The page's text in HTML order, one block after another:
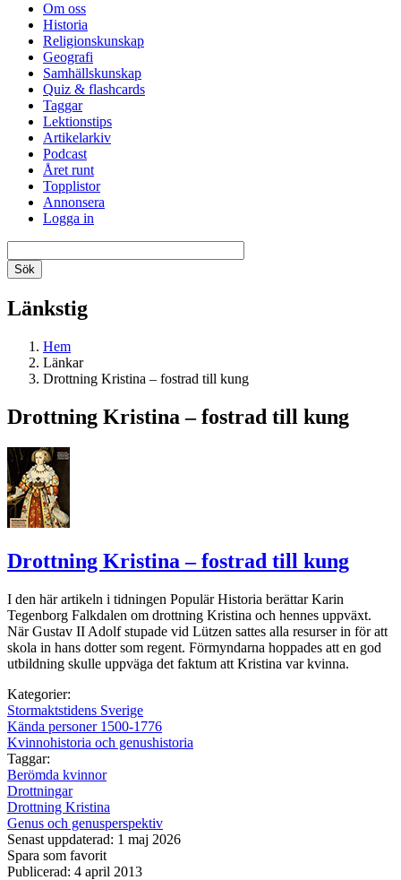
Om oss
Historia
Religionskunskap
Geografi
Samhällskunskap
Quiz & flashcards
Taggar
Lektionstips
Artikelarkiv
Podcast
Året runt
Topplistor
Annonsera
Logga in
Länkstig
Hem
Länkar
Drottning Kristina – fostrad till kung
Drottning Kristina – fostrad till kung
Drottning Kristina – fostrad till kung
I den här artikeln i tidningen Populär Historia berättar Karin
Tegenborg Falkdalen om drottning Kristina och hennes uppväxt.
När Gustav II Adolf stupade vid Lützen sattes alla resurser in för att
skola in hans dotter som regent. Förmyndarna hoppades att en god
utbildning skulle uppväga det faktum att Kristina var kvinna.
Kategorier:
Stormaktstidens Sverige
Kända personer 1500-1776
Kvinnohistoria och genushistoria
Taggar:
Berömda kvinnor
Drottningar
Drottning Kristina
Genus och genusperspektiv
Senast uppdaterad: 1 maj 2026
Spara som favorit
Publicerad: 4 april 2013